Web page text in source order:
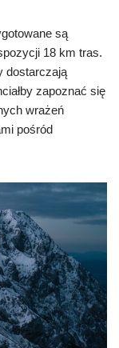
są
18 km tras.
dostarczają
zapoznać się
wrażeń
pośród